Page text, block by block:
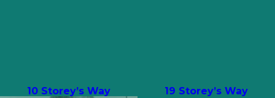
10 Storey’s Way 19 Storey’s Way